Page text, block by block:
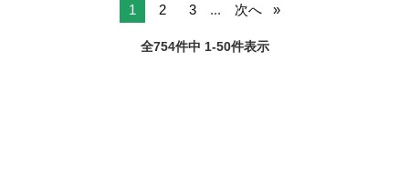
1 2 3 ... 次へ
全754件中 1-50件表示